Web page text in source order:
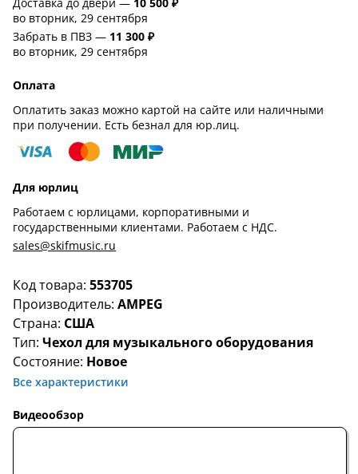
Код товара: 553705
Производитель: AMPEG
Страна: США
Тип: Чехол для музыкального оборудования
Состояние: Новое
Все характеристики
Видеообзор
во вторник, 29 сентября
Забрать в ПВЗ — 11 300 ₽
во вторник, 29 сентября
Оплата
Оплатить заказ можно картой на сайте или наличными
при получении. Есть безнал для юр.лиц.
Для юрлиц
Работаем с юрлицами, корпоративными и
государственными клиентами. Работаем с НДС.
sales@skifmusic.ru